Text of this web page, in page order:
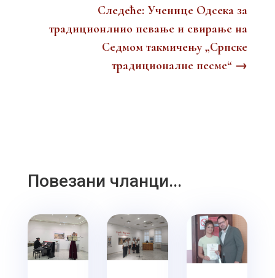
Следеће: Ученице Одсека за
традиционлнио певање и свирање на
Седмом такмичењу „Српске
традиционалне песме“ →
Повезани чланци...